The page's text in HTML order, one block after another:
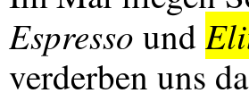
Espresso und
verderben uns